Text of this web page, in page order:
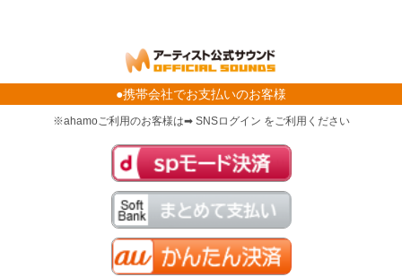
●携帯会社でお支払いのお客様
※ahamoご利用のお客様は➡ SNSログイン をご利用ください